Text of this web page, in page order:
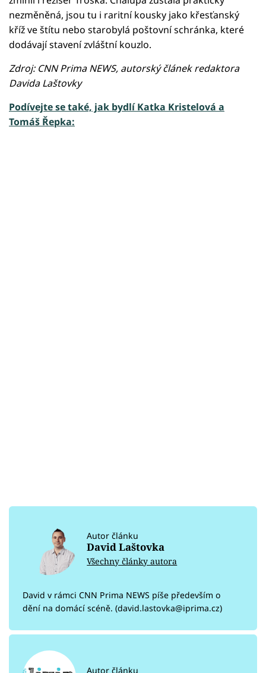
nezměněná, jsou tu i raritní kousky jako křesťanský
kříž ve štítu nebo starobylá poštovní schránka, které
dodávají stavení zvláštní kouzlo.
Zdroj: CNN Prima NEWS, autorský článek redaktora
Davida Laštovky
Podívejte se také, jak bydlí Katka Kristelová a
Tomáš Řepka:
Autor článku
David Laštovka
Všechny články autora
David v rámci CNN Prima NEWS píše především o
dění na domácí scéně. (david.lastovka@iprima.cz)
Autor článku